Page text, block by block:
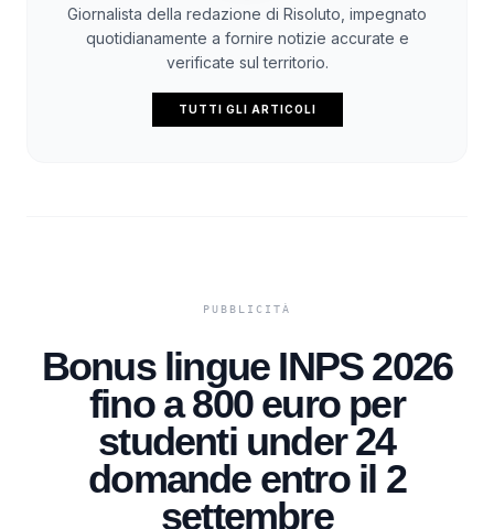
Giornalista della redazione di Risoluto, impegnato
quotidianamente a fornire notizie accurate e
verificate sul territorio.
TUTTI GLI ARTICOLI
Bonus lingue INPS 2026
fino a 800 euro per
studenti under 24
domande entro il 2
settembre